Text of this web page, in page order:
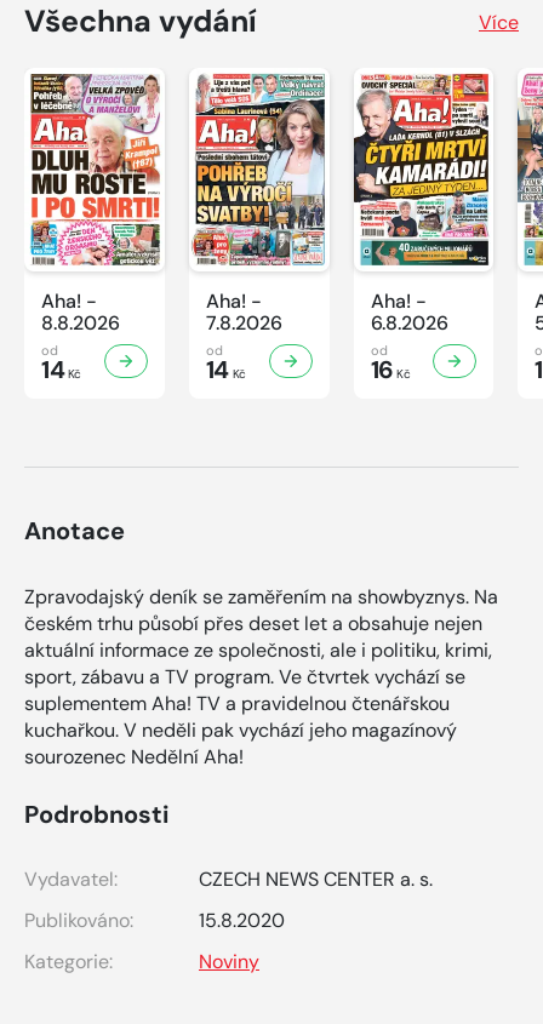
Všechna vydání Více
Aha! -
8.8.2026
od
14Kč
Aha! -
7.8.2026
od
14Kč
Aha! -
6.8.2026
od
16 Kč
Anotace
Zpravodajský deník se zaměřením na showbyznys. Na
českém trhu působí přes deset let a obsahuje nejen
aktuální informace ze společnosti, ale i politiku, krimi,
sport, zábavu a TV program. Ve čtvrtek vychází se
suplementem Aha! TV a pravidelnou čtenářskou
kuchařkou. V neděli pak vychází jeho magazínový
sourozenec Nedělní Aha!
Podrobnosti
Vydavatel:
CZECH NEWS CENTER a. s.
Publikováno:
15.8.2020
Kategorie:
Noviny